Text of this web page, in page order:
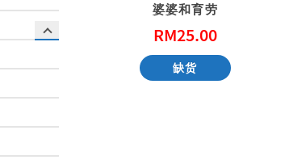
婆婆和育劳
RM25.00
缺货